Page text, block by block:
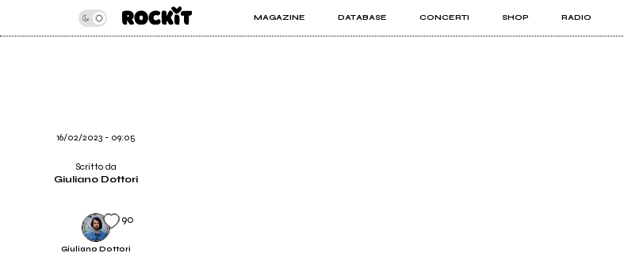
MAGAZINE DATABASE CONCERTI SHOP RADIO
INSIDER ROCKIT PRO
16/02/2023 - 09:05
Scritto da
Giuliano Dottori
Giuliano Dottori
90